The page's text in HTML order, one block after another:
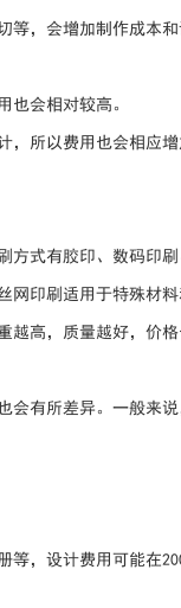
，会增加制作成本和
也会相对较高。
所以费用也会相应
式有胶印、数码印
印刷适用于特殊材
高，质量越好，价格
会有所差异。一般来
，设计费用可能在